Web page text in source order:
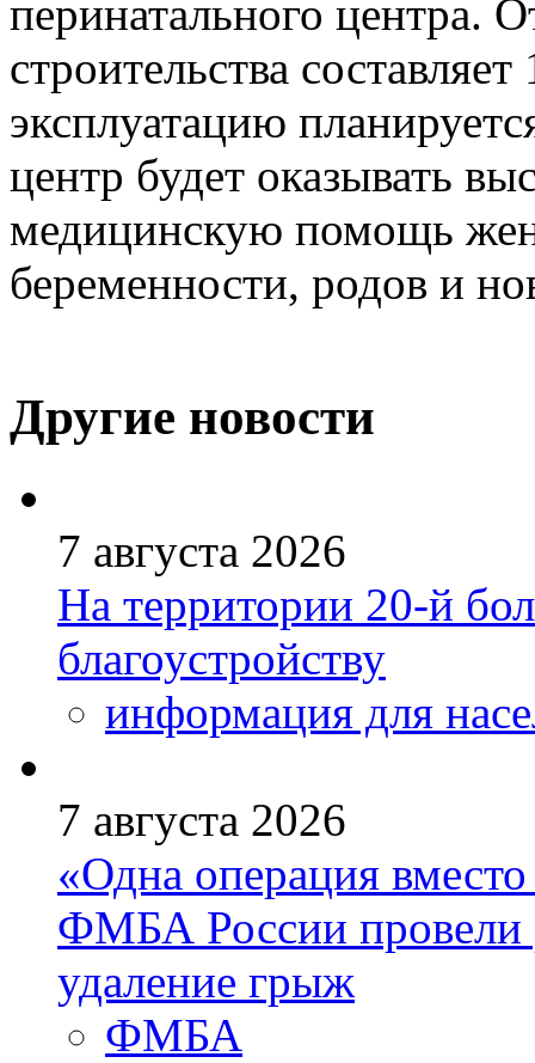
перинатального центра.
строительства
эксплуатацию
центр будет оказывать
медицинскую помощь
беременности, родов и
Другие новости
7 августа 2026
На территории 20-й
благоустройству
информация для
7 августа 2026
«Одна операция
ФМБА России провели
удаление грыж
ФМБА